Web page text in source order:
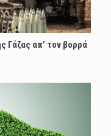
Γάζας απ’ τον βορρά